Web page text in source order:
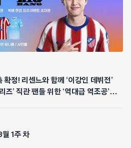
확정! 리센느와 함께 ‘이강인 데뷔전’
’ 직관 팬들 위한 ‘역대급 역조공’
1주 차